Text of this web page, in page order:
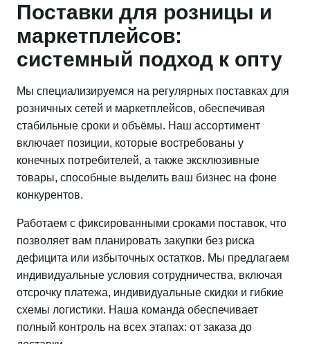
Поставки для розницы и
маркетплейсов:
системный подход к опту
Мы специализируемся на регулярных поставках для
розничных сетей и маркетплейсов, обеспечивая
стабильные сроки и объёмы. Наш ассортимент
включает позиции, которые востребованы у
конечных потребителей, а также эксклюзивные
товары, способные выделить ваш бизнес на фоне
конкурентов.
Работаем с фиксированными сроками поставок, что
позволяет вам планировать закупки без риска
дефицита или избыточных остатков. Мы предлагаем
индивидуальные условия сотрудничества, включая
отсрочку платежа, индивидуальные скидки и гибкие
схемы логистики. Наша команда обеспечивает
полный контроль на всех этапах: от заказа до